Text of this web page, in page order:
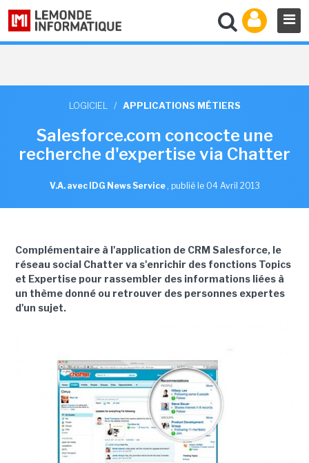
LOGICIEL / APPLICATIONS MÉTIERS
Salesforce.com concocte une
recherche d'expertise via Chatter
V.A. avec IDG News Service , publié le 04 Avril 2013
Complémentaire à l'application de CRM Salesforce, le
réseau social Chatter va s'enrichir des fonctions Topics
et Expertise pour rassembler des informations liées à
un thème donné ou retrouver des personnes expertes
d'un sujet.